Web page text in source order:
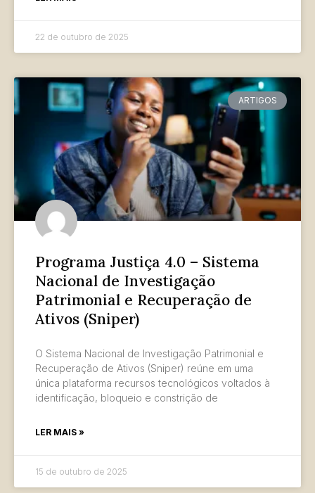
22 de outubro de 2025
ARTIGOS
Programa Justiça 4.0 – Sistema
Nacional de Investigação
Patrimonial e Recuperação de
Ativos (Sniper)
O Sistema Nacional de Investigação Patrimonial e
Recuperação de Ativos (Sniper) reúne em uma
única plataforma recursos tecnológicos voltados à
identificação, bloqueio e constrição de
LER MAIS »
15 de outubro de 2025